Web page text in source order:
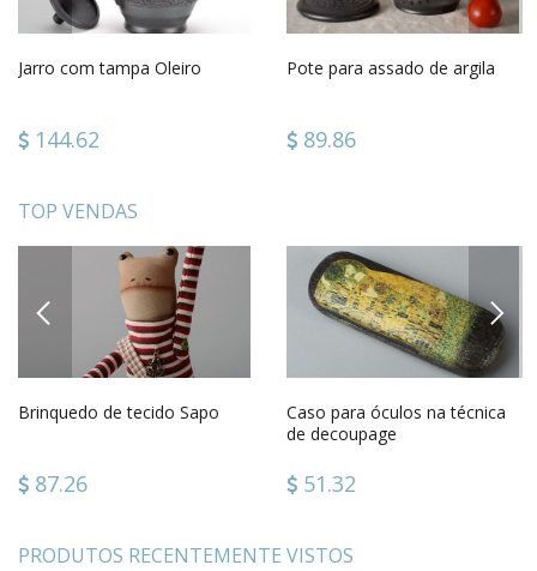
Jarro com tampa Oleiro
144.62
Pote para assado de argila
89.86
TOP VENDAS
PREVIOUS
Brinquedo de tecido Sapo
87.26
Caso para óculos na técnica
de decoupage
51.32
NEXT
PRODUTOS RECENTEMENTE VISTOS